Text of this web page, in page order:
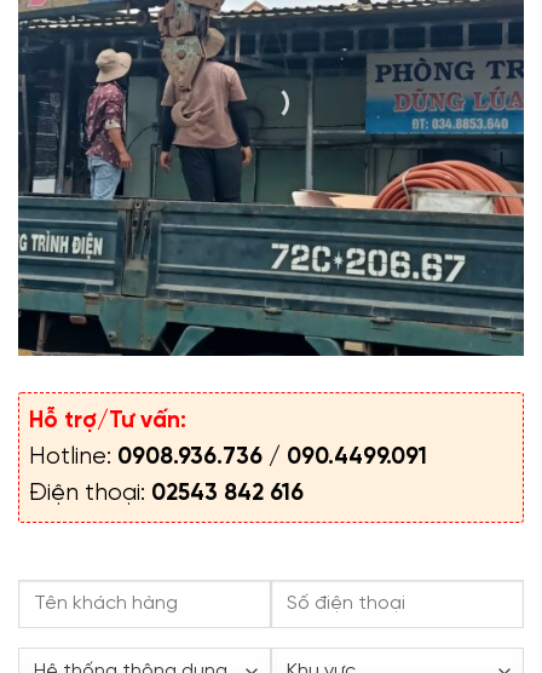
Hỗ trợ/Tư vấn:
Hotline: 0908.936.736 / 090.4499.091
Điện thoại: 02543 842 616